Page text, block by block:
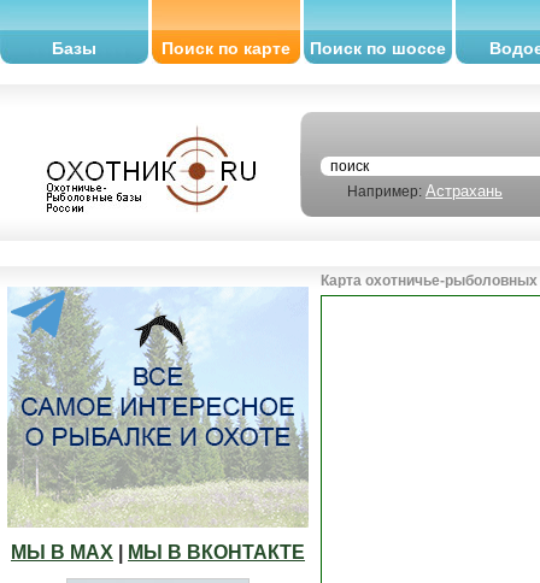
Базы Поиск по карте Поиск по шоссе
Например: Астрахань
МЫ В МАХ МЫ В ВКОНТАКТЕ
Карта охотничье-